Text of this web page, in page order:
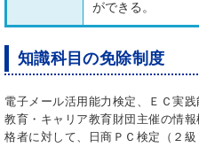
ができる。
知識科目の免除制度
電子メール活用能力検定、ＥＣ実
教育・キャリア教育財団主催の情
格者に対して、日商ＰＣ検定（２